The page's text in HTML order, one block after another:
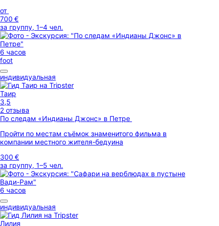
от
700 €
за группу, 1–4 чел.
6 часов
foot
индивидуальная
Таир
3,5
2 отзыва
По следам «Индианы Джонс» в Петре
Пройти по местам съёмок знаменитого фильма в
компании местного жителя-бедуина
300 €
за группу, 1–5 чел.
6 часов
индивидуальная
Лилия